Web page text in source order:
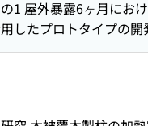
クに関する検討 循環
ムの構築 : 室内清浄
表論文一覧
1 屋外暴露6ヶ月にお
したプロトタイプの
振動観測における構
解析法 : 摩擦機構に
の乾燥収縮および圧縮
締め固めた非一様な